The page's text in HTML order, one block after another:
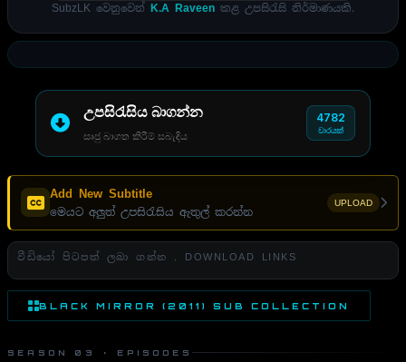
SubzLK වෙනුවෙන් K.A Raveen කළ උපසිරැසි නිර්මාණයකි.
උපසිරැසිය බාගන්න
සෘජු බාගත කිරීම් සබැඳිය
4782
වාරයක්
Add New Subtitle
මෙයට අලුත් උපසිරැසිය ඇතුල් කරන්න
UPLOAD
වීඩියෝ පිටපත් ලබා ගන්න . DOWNLOAD LINKS
BLACK MIRROR (2011) SUB COLLECTION
SEASON 03 · EPISODES